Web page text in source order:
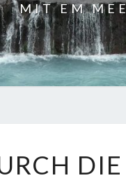
MIT EM
DURCH